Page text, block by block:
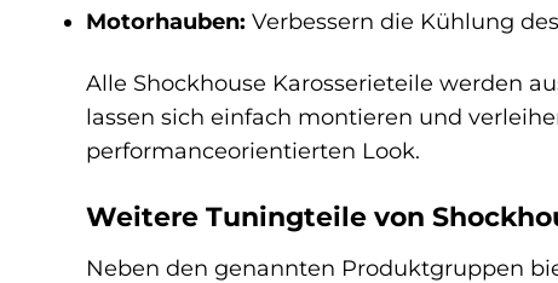
Motorhauben: Verbessern die Kühlung
Alle Shockhouse Karosserieteile werden
lassen sich einfach montieren und
performanceorientierten Look.
Weitere Tuningteile von
Neben den genannten Produktgruppen